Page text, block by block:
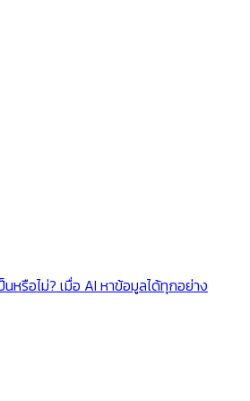
หรือไม่? เมื่อ AI หาข้อมูลได้ทุกอย่าง